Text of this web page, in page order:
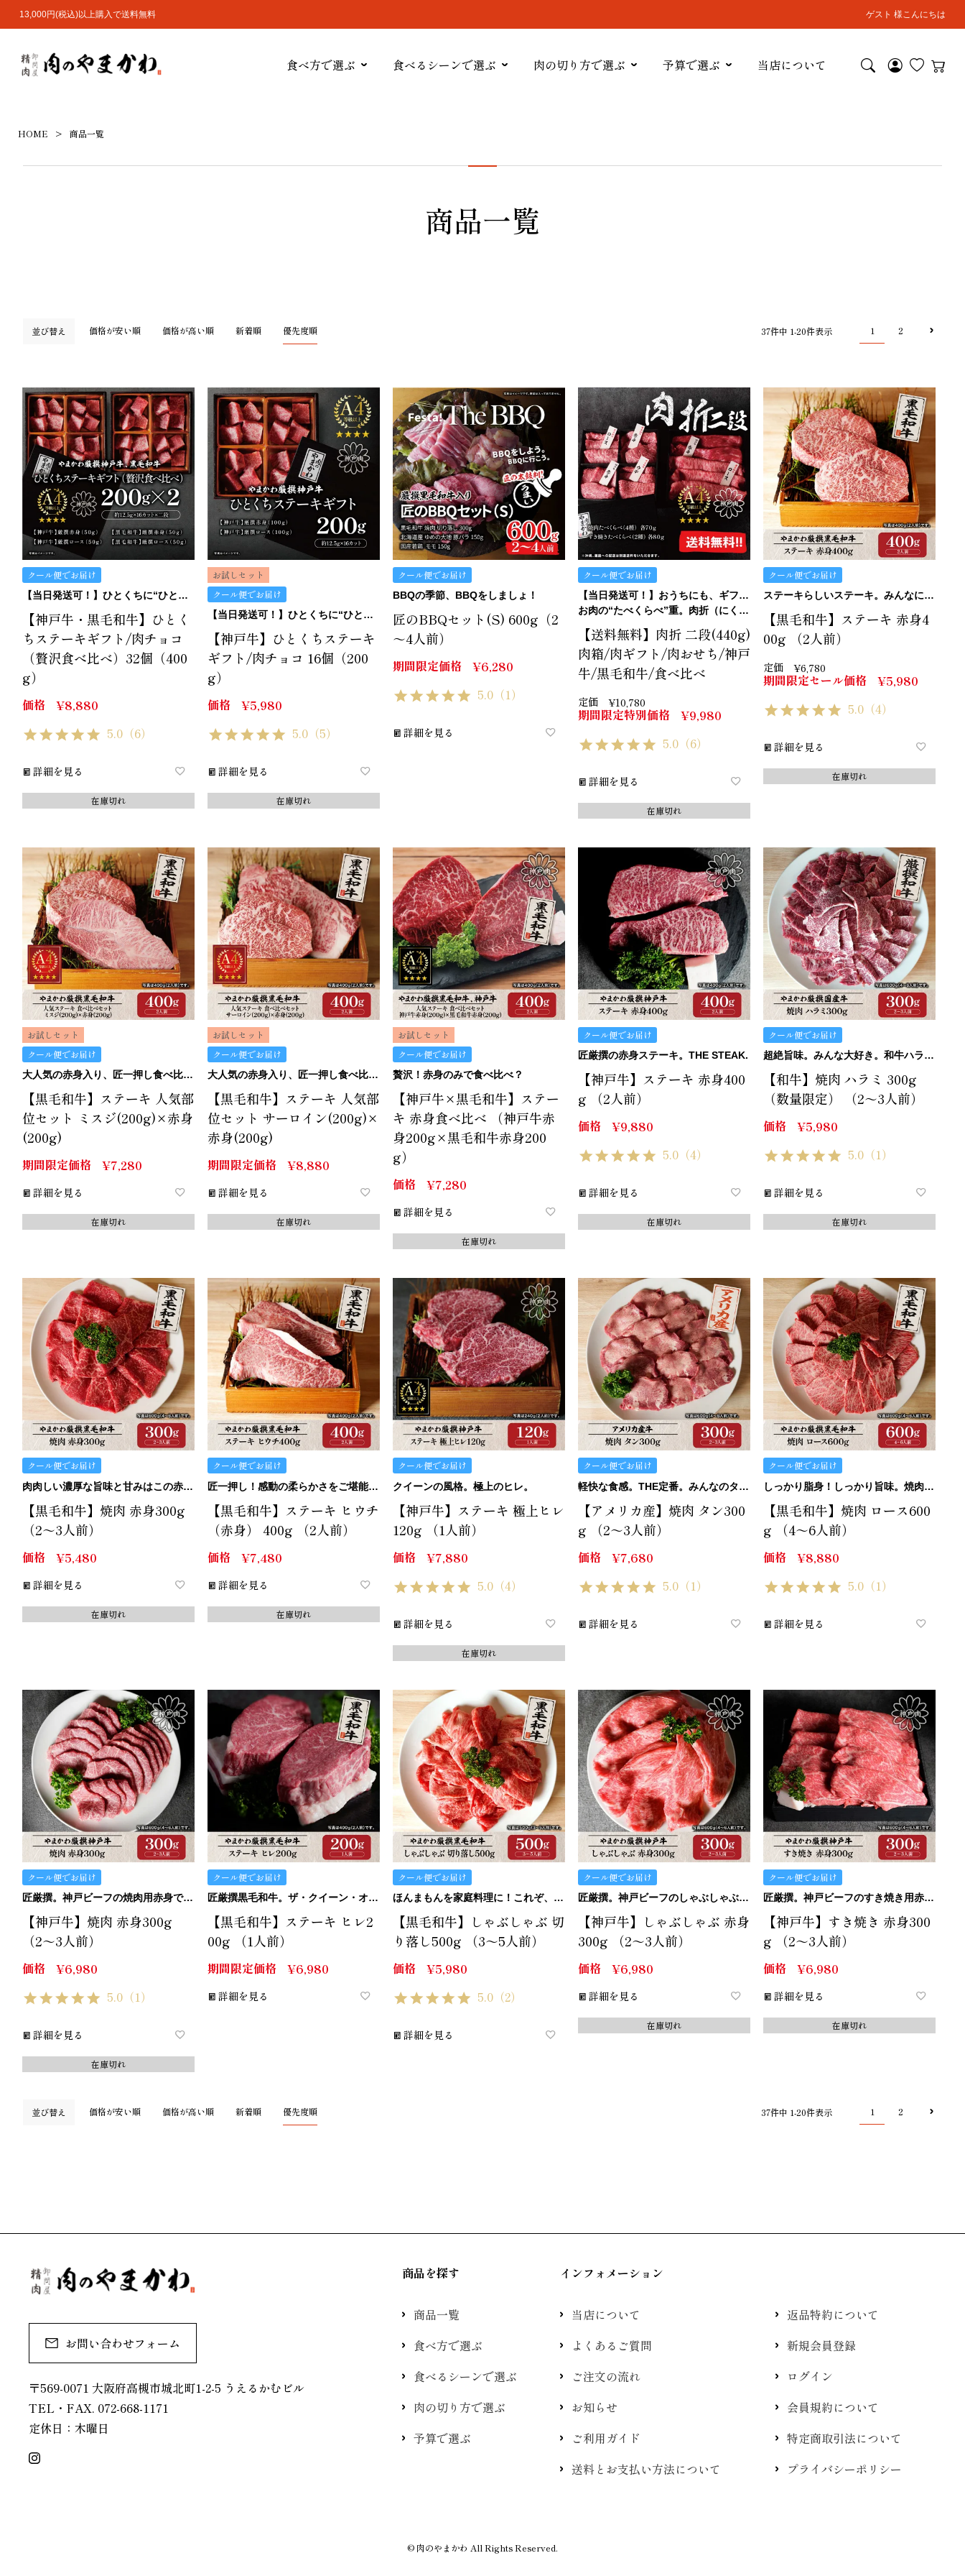
13,000円(税込)以上購入で送料無料 ゲスト 様こんにちは
食べ方で選ぶ 食べるシーンで選ぶ 肉の切り方で選ぶ 予算で選ぶ 当店について
HOME 商品一覧
商品一覧
並び替え 価格が安い順 価格が高い順 新着順 優先度順 37件中 1-20件表示 1 2
クール便でお届け
【当日発送可！】ひとくちに“ひとくちの贅沢”。ひとくちステーキギフトは、どうです？
【神戸牛・黒毛和牛】ひとく
ちステーキギフト/肉チョコ
（贅沢食べ比べ）32個（400
g）
価格 ¥8,880
5.0 （6）
詳細を見る
在庫切れ
お試しセット
クール便でお届け
【当日発送可！】ひとくちに“ひとくちの贅沢”。ひとくちステーキギフトは、どうです？
【神戸牛】ひとくちステーキ
ギフト/肉チョコ 16個（200
g）
価格 ¥5,980
5.0 （5）
詳細を見る
在庫切れ
クール便でお届け
BBQの季節、BBQをしましょ！
匠のBBQセット(S) 600g（2
～4人前）
期間限定価格 ¥6,280
5.0 （1）
詳細を見る
クール便でお届け
【当日発送可！】おうちにも、ギフトにも。ご褒美にも…イケます！
お肉の“たべくらべ”重。肉折（にくおり）
【送料無料】肉折 二段(440g)
肉箱/肉ギフト/肉おせち/神戸
牛/黒毛和牛/食べ比べ
定価 ¥10,780
期間限定特別価格 ¥9,980
5.0 （6）
詳細を見る
在庫切れ
クール便でお届け
ステーキらしいステーキ。みんなにおすすめの赤身です。
【黒毛和牛】ステーキ 赤身4
00g （2人前）
定価 ¥6,780
期間限定セール価格 ¥5,980
5.0 （4）
詳細を見る
在庫切れ
お試しセット
クール便でお届け
大人気の赤身入り、匠一押し食べ比べセット
【黒毛和牛】ステーキ 人気部
位セット ミスジ(200g)×赤身
(200g)
期間限定価格 ¥7,280
詳細を見る
在庫切れ
お試しセット
クール便でお届け
大人気の赤身入り、匠一押し食べ比べセット
【黒毛和牛】ステーキ 人気部
位セット サーロイン(200g)×
赤身(200g)
期間限定価格 ¥8,880
詳細を見る
在庫切れ
お試しセット
クール便でお届け
贅沢！赤身のみで食べ比べ？
【神戸牛×黒毛和牛】ステー
キ 赤身食べ比べ （神戸牛赤
身200g×黒毛和牛赤身200
g）
価格 ¥7,280
詳細を見る
在庫切れ
クール便でお届け
匠厳撰の赤身ステーキ。THE STEAK.
【神戸牛】ステーキ 赤身400
g （2人前）
価格 ¥9,880
5.0 （4）
詳細を見る
在庫切れ
クール便でお届け
超絶旨味。みんな大好き。和牛ハラミ。
【和牛】焼肉 ハラミ 300g
（数量限定） （2～3人前）
価格 ¥5,980
5.0 （1）
詳細を見る
在庫切れ
クール便でお届け
肉肉しい濃厚な旨味と甘みはこの赤身。
【黒毛和牛】焼肉 赤身300g
（2～3人前）
価格 ¥5,480
詳細を見る
在庫切れ
クール便でお届け
匠一押し！感動の柔らかさをご堪能ください。
【黒毛和牛】ステーキ ヒウチ
（赤身） 400g （2人前）
価格 ¥7,480
詳細を見る
在庫切れ
クール便でお届け
クイーンの風格。極上のヒレ。
【神戸牛】ステーキ 極上ヒレ
120g （1人前）
価格 ¥7,880
5.0 （4）
詳細を見る
在庫切れ
クール便でお届け
軽快な食感。THE定番。みんなのタン。
【アメリカ産】焼肉 タン300
g （2～3人前）
価格 ¥7,680
5.0 （1）
詳細を見る
クール便でお届け
しっかり脂身！しっかり旨味。焼肉ロースです。
【黒毛和牛】焼肉 ロース600
g （4～6人前）
価格 ¥8,880
5.0 （1）
詳細を見る
クール便でお届け
匠厳撰。神戸ビーフの焼肉用赤身です。
【神戸牛】焼肉 赤身300g
（2～3人前）
価格 ¥6,980
5.0 （1）
詳細を見る
在庫切れ
クール便でお届け
匠厳撰黒毛和牛。ザ・クイーン・オブ・ステーキ。
【黒毛和牛】ステーキ ヒレ2
00g （1人前）
期間限定価格 ¥6,980
詳細を見る
クール便でお届け
ほんまもんを家庭料理に！これぞ、万能！切り落しシリーズ。
【黒毛和牛】しゃぶしゃぶ 切
り落し500g （3～5人前）
価格 ¥5,980
5.0 （2）
詳細を見る
クール便でお届け
匠厳撰。神戸ビーフのしゃぶしゃぶ用赤身です。
【神戸牛】しゃぶしゃぶ 赤身
300g （2～3人前）
価格 ¥6,980
詳細を見る
在庫切れ
クール便でお届け
匠厳撰。神戸ビーフのすき焼き用赤身です。
【神戸牛】すき焼き 赤身300
g （2～3人前）
価格 ¥6,980
詳細を見る
在庫切れ
並び替え 価格が安い順 価格が高い順 新着順 優先度順 37件中 1-20件表示 1 2
お問い合わせフォーム
〒569-0071 大阪府高槻市城北町1-2-5 うえるかむビル
TEL・FAX. 072-668-1171
定休日：木曜日
商品を探す
商品一覧
食べ方で選ぶ
食べるシーンで選ぶ
肉の切り方で選ぶ
予算で選ぶ
インフォメーション
当店について
よくあるご質問
ご注文の流れ
お知らせ
ご利用ガイド
送料とお支払い方法について
返品特約について
新規会員登録
ログイン
会員規約について
特定商取引法について
プライバシーポリシー
© 肉のやまかわ All Rights Reserved.